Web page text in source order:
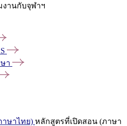
งานกับจุฬาฯ
า
ษาไทย) หลักสูตรที่เปิดสอน (ภาษา